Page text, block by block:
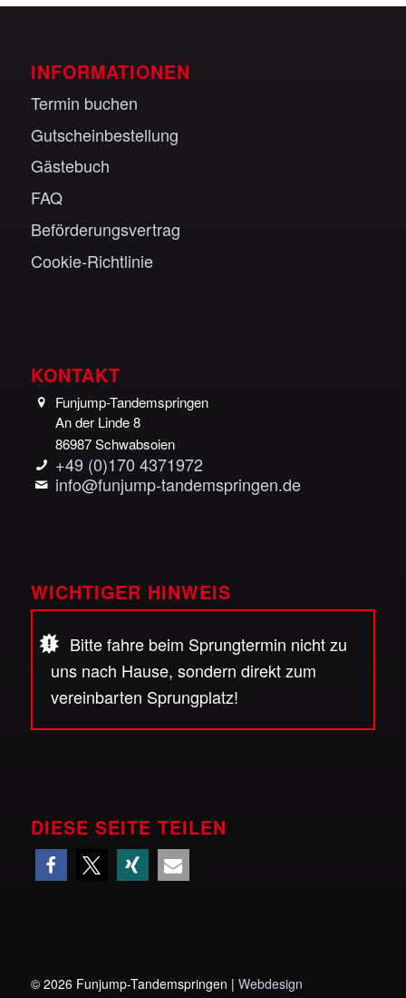
INFORMATIONEN
Termin buchen
Gutscheinbestellung
Gästebuch
FAQ
Beförderungsvertrag
Cookie-Richtlinie
KONTAKT
Funjump-Tandemspringen
An der Linde 8
86987 Schwabsoien
+49 (0)170 4371972
info@funjump-tandemspringen.de
WICHTIGER HINWEIS
Bitte fahre beim Sprungtermin nicht zu
uns nach Hause, sondern direkt zum
vereinbarten Sprungplatz!
DIESE SEITE TEILEN
© 2026 Funjump-Tandemspringen | Webdesign